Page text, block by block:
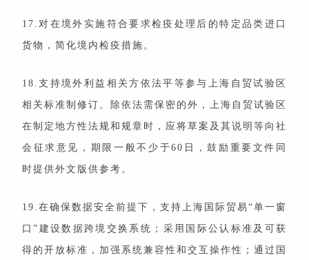
17.对在境外实施符合要求检疫处理后的特定品类进口
货物，简化境内检疫措施。
18.支持境外利益相关方依法平等参与上海自贸试验区
相关标准制修订。除依法需保密的外，上海自贸试验区
在制定地方性法规和规章时，应将草案及其说明等向社
会征求意见，期限一般不少于60日，鼓励重要文件同
时提供外文版供参考。
19.在确保数据安全前提下，支持上海国际贸易“单一窗
口”建设数据跨境交换系统；采用国际公认标准及可获
得的开放标准，加强系统兼容性和交互操作性；通过国